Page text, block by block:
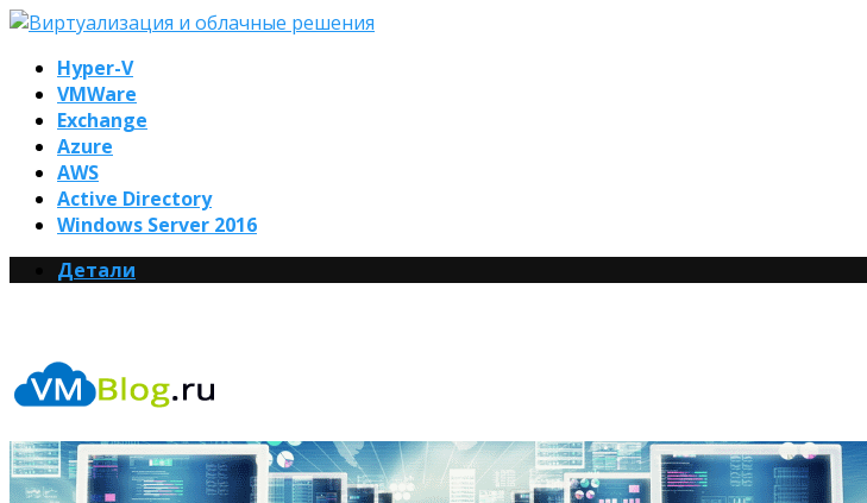
Hyper-V
VMWare
Exchange
Azure
AWS
Active Directory
Windows Server 2016
Детали